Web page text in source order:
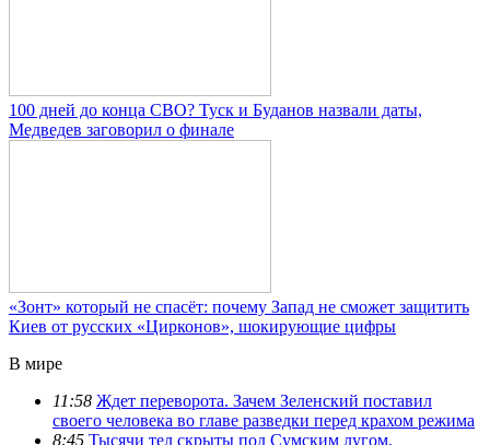
100 дней до конца СВО? Туск и Буданов назвали даты,
Медведев заговорил о финале
«Зонт» который не спасёт: почему Запад не сможет защитить
Киев от русских «Цирконов», шокирующие цифры
В мире
11:58 Ждет переворота. Зачем Зеленский поставил
своего человека во главе разведки перед крахом режима
8:45 Тысячи тел скрыты под Сумским лугом.